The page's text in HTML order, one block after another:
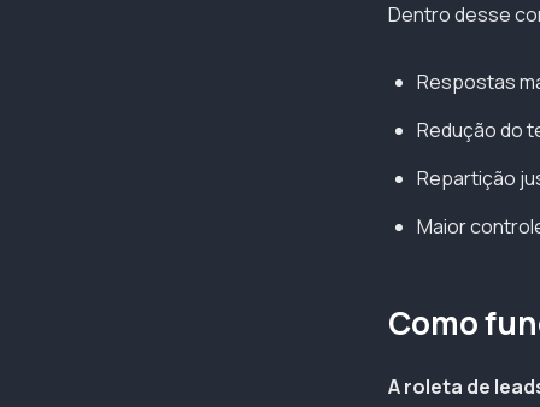
Dentro desse
Respostas
Redução do
Repartição
Maior
Como
A roleta de